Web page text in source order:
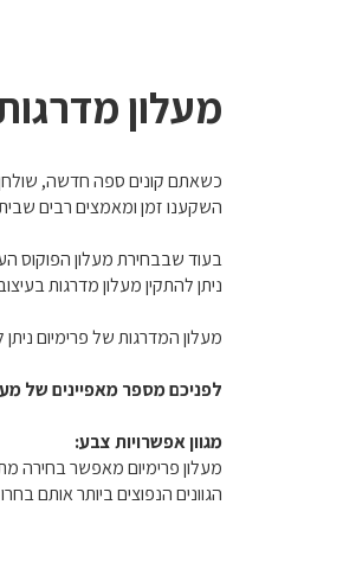
מעלון
כשאתם קונים ספה חדשה,
השקענו זמן ומאמצים רבים
בעוד שבבחירת מעלון הפוקוס
ניתן להתקין מעלון מדרגות
מעלון המדרגות של פרימיום
לפניכם מספר מאפיינים של
מגוון אפשרויות צבע:
מעלון פרימיום מאפשר בחירה
הגוונים הנפוצים ביותר אותם